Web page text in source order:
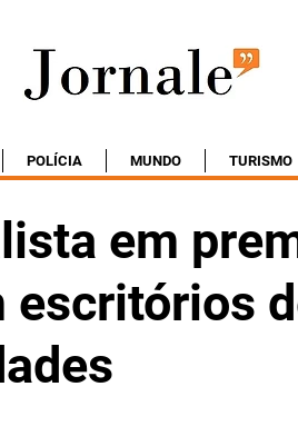
POLÍCIA MUNDO TURISMO
em
escritórios